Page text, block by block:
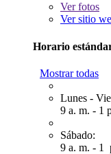
Verfotos
Ver sitio
Horario
Mostrar todas
Lunes -
9 a. m. - 1
Sábado:
9 a. m. - 1